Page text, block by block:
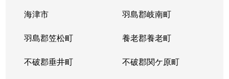
海津市 羽島郡岐南町
羽島郡笠松町 養老郡養老町
不破郡垂井町 不破郡関ケ原町